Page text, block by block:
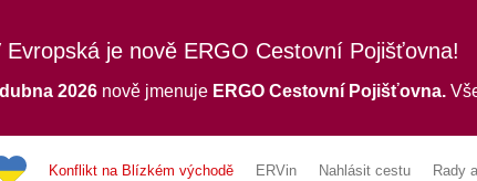
Evropská je nově ERGO Cestovní Pojišťovna!
2026 nově jmenuje ERGO Cestovní Pojišťovna.
Konflikt na Blízkém východě ERVin Nahlásit cestu Rady